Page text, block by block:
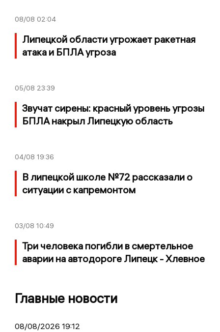
08/08 02:04
Липецкой области угрожает ракетная
атака и БПЛА угроза
05/08 23:39
Звучат сирены: красный уровень угрозы
БПЛА накрыл Липецкую область
04/08 19:36
В липецкой школе №72 рассказали о
ситуации с капремонтом
03/08 10:49
Три человека погибли в смертельное
аварии на автодороге Липецк - Хлевное
Главные новости
08/08/2026 19:12